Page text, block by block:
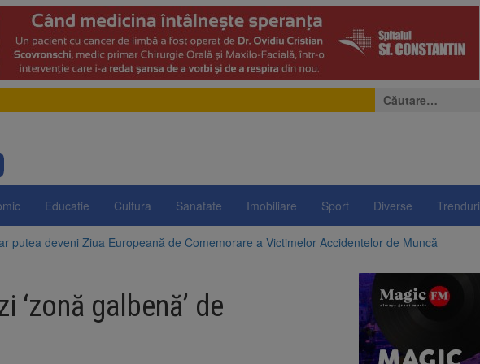
Caută
după:
Educatie Cultura Sanatate Imobiliare Sport Diverse Trenduri
putea deveni Ziua Europeană de Comemorare a Victimelor Accidentelor de Muncă
la apelul pentru reducerea consumului de energie. Nivelul Dunării a început să crească
Română pentru Iluminat cere reducerea luminii pe timpul nopții, nu oprirea iluminatului public
‘zonă galbenă’ de